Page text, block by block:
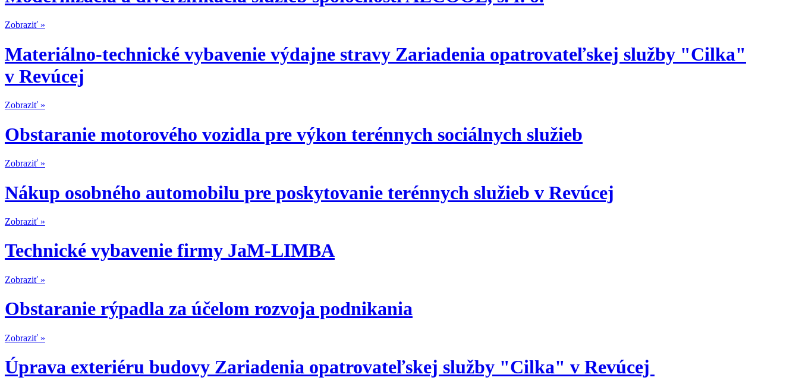
Zobraziť »
Materiálno-technické vybavenie výdajne stravy Zariadenia opatrovateľskej služby "Cilka"
v Revúcej
Zobraziť »
Obstaranie motorového vozidla pre výkon terénnych sociálnych služieb
Zobraziť »
Nákup osobného automobilu pre poskytovanie terénnych služieb v Revúcej
Zobraziť »
Technické vybavenie firmy JaM-LIMBA
Zobraziť »
Obstaranie rýpadla za účelom rozvoja podnikania
Zobraziť »
Úprava exteriéru budovy Zariadenia opatrovateľskej služby "Cilka" v Revúcej